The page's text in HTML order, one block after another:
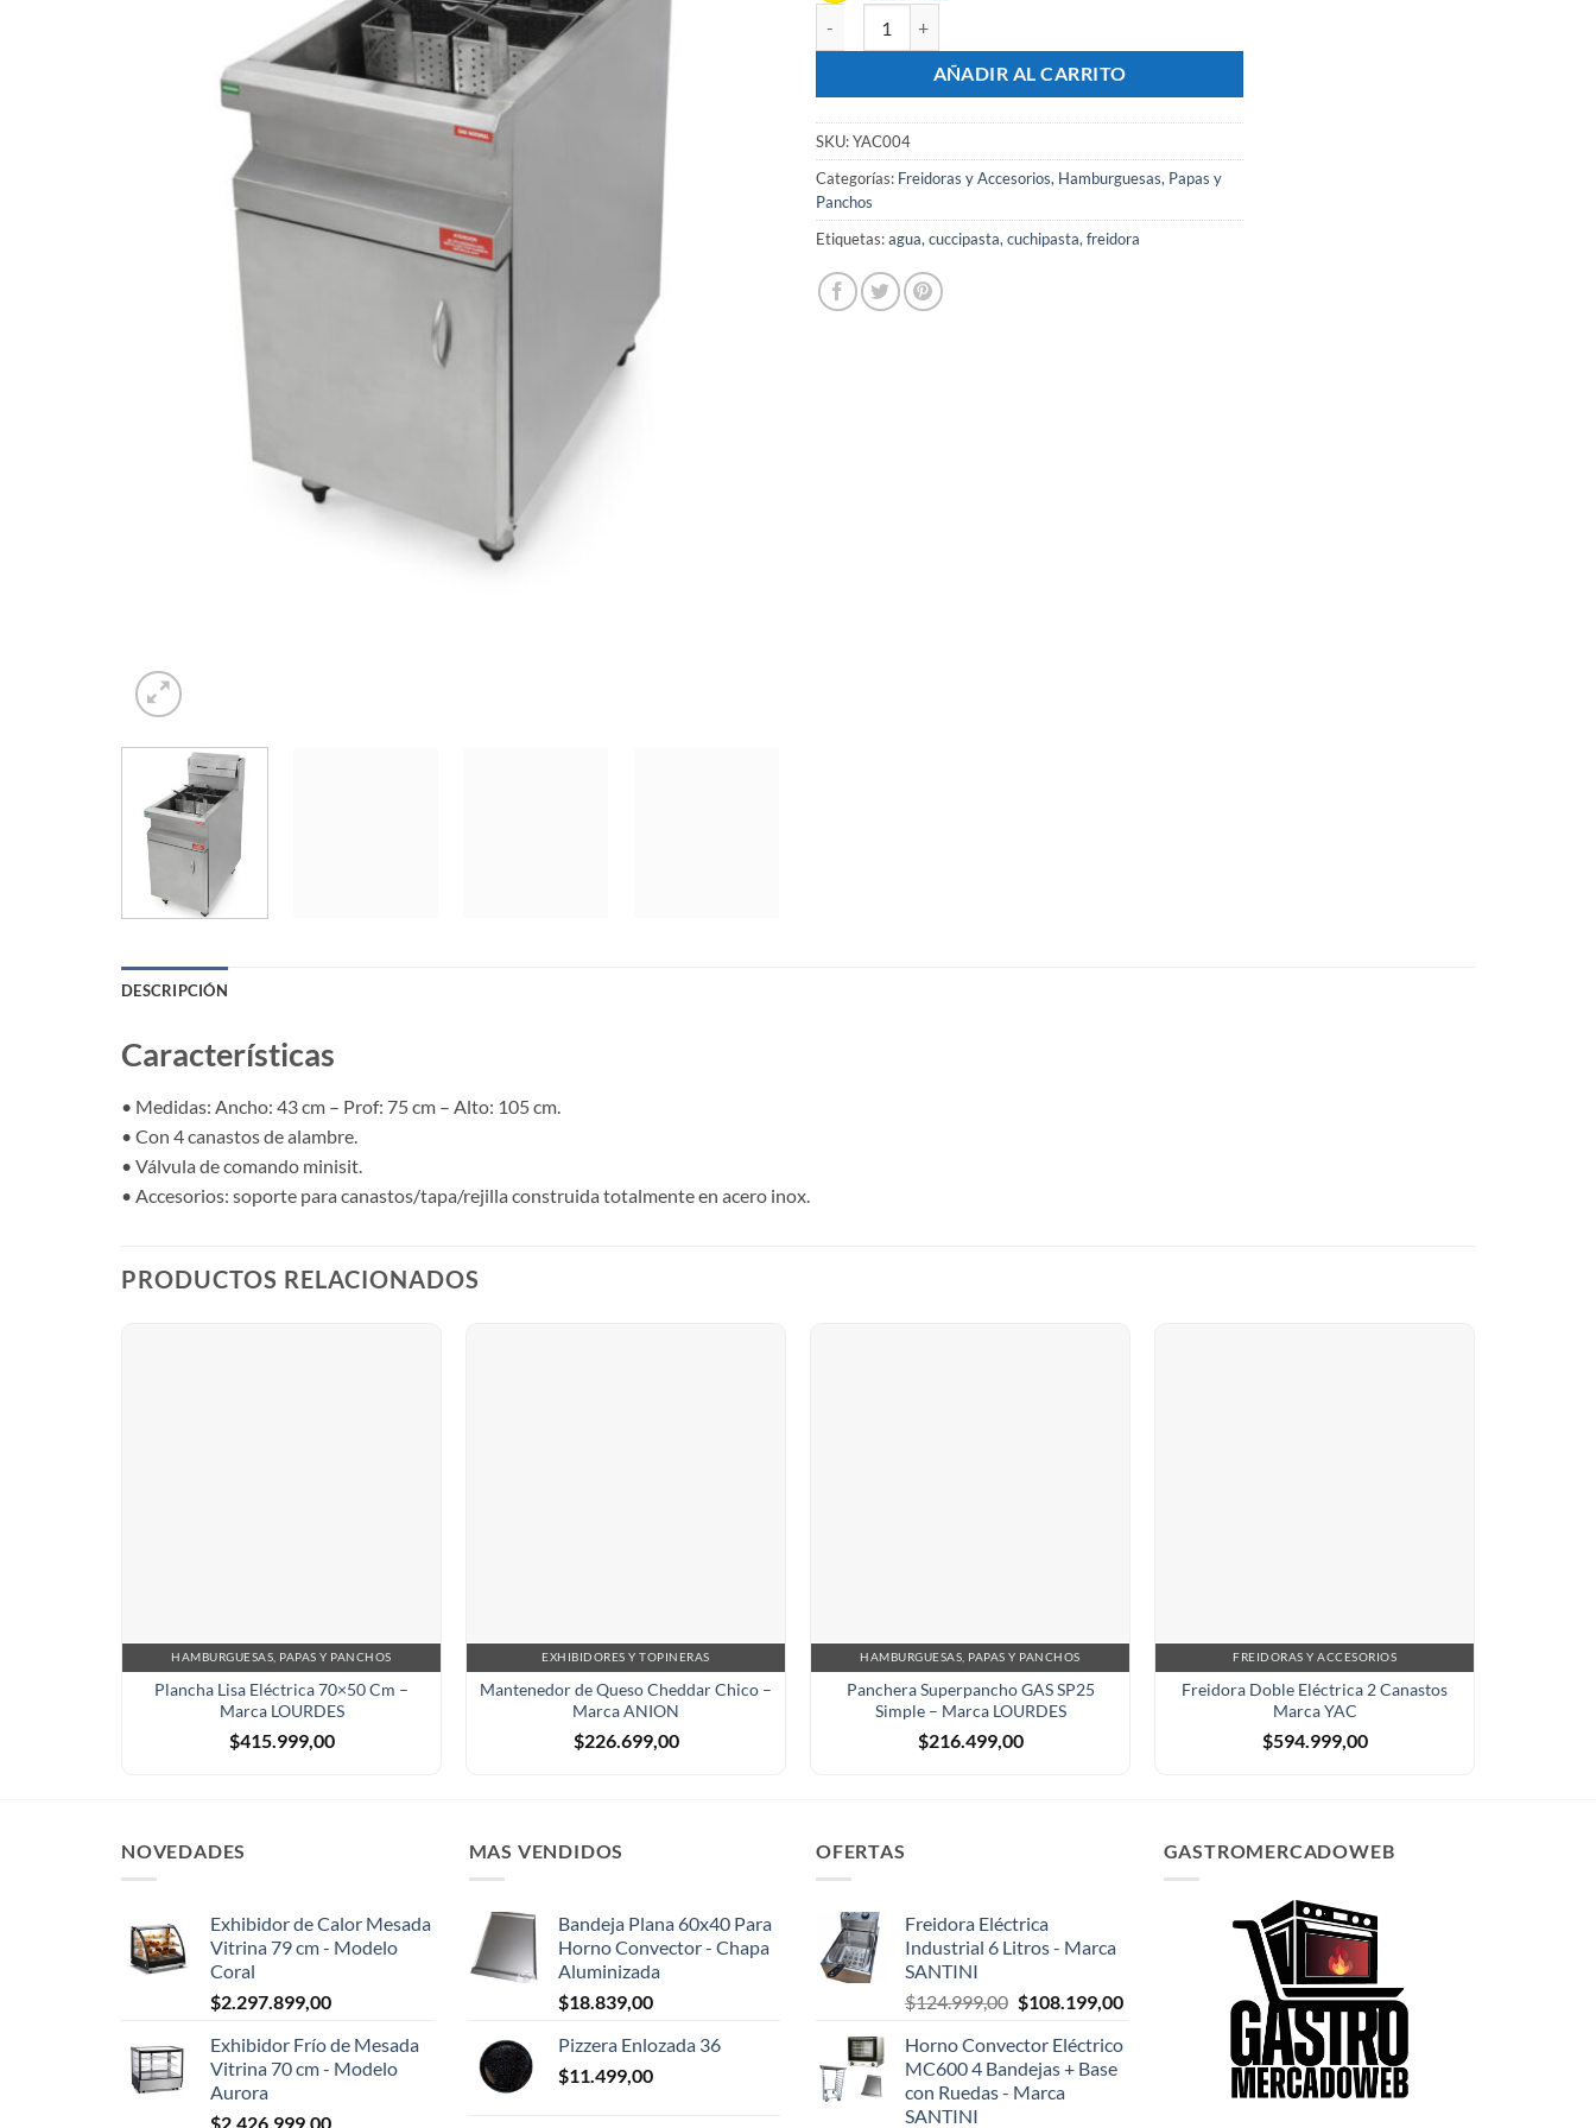
AÑADIR AL CARRITO
SKU:YAC004
Categorías: Freidoras y Accesorios, Hamburguesas, Papas y
Panchos
Etiquetas:agua, cuccipasta, cuchipasta, freidora
DESCRIPCIÓN
Características
• Medidas: Ancho: 43 cm – Prof: 75 cm – Alto: 105 cm.
• Con 4 canastos de alambre.
• Válvula de comando minisit.
• Accesorios: soporte para canastos/tapa/rejilla construida totalmente en acero inox.
PRODUCTOS RELACIONADOS
HAMBURGUESAS, PAPAS Y PANCHOS
Plancha Lisa Eléctrica 70×50 Cm –
Marca LOURDES
$415.999,00
EXHIBIDORES Y TOPINERAS
Mantenedor de Queso Cheddar Chico –
Marca ANION
$226.699,00
HAMBURGUESAS, PAPAS Y PANCHOS
Panchera Superpancho GAS SP25
Simple – Marca LOURDES
$216.499,00
FREIDORAS Y ACCESORIOS
Freidora Doble Eléctrica 2 Canastos
Marca YAC
$594.999,00
NOVEDADES
Exhibidor de Calor Mesada
Vitrina 79 cm - Modelo
Coral
$2.297.899,00
Exhibidor Frío de Mesada
Vitrina 70 cm - Modelo
Aurora
$2.426.999,00
MAS VENDIDOS
Bandeja Plana 60x40 Para
Horno Convector - Chapa
Aluminizada
$18.839,00
Pizzera Enlozada 36
$11.499,00
OFERTAS
Freidora Eléctrica
Industrial 6 Litros - Marca
SANTINI
$124.999,00 El
original
era:
$124.999,00.
$108.199,00El
actual
Horno Convector Eléctrico
MC600 4 Bandejas + Base
con Ruedas - Marca
SANTINI
GASTROMERCADOWEB